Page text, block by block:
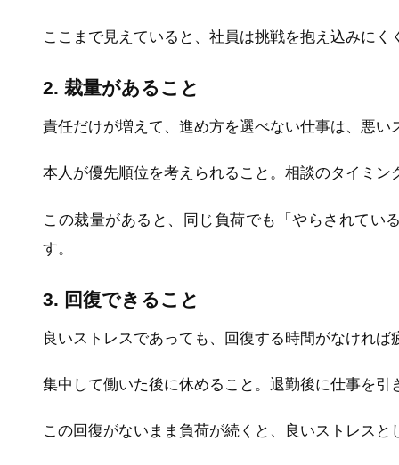
ここまで見えていると、社員は挑戦を抱え込みにく
2. 裁量があること
責任だけが増えて、進め方を選べない仕事は、悪
本人が優先順位を考えられること。相談のタイミ
この裁量があると、同じ負荷でも「やらされてい
す。
3. 回復できること
良いストレスであっても、回復する時間がなければ
集中して働いた後に休めること。退勤後に仕事を
この回復がないまま負荷が続くと、良いストレス